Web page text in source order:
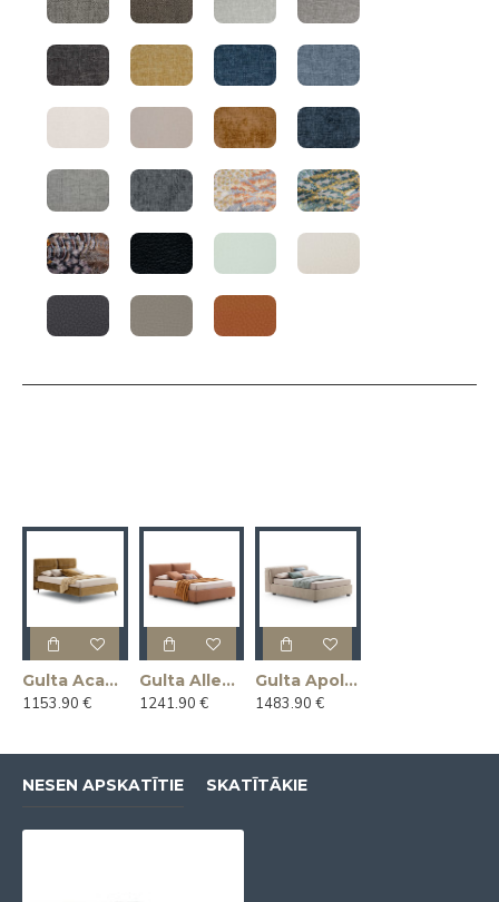
Gulta Academy (Divguļama) (Ražota Itālijā)
1153.90 €
Gulta Allen (Divguļama) (Ražota Itālijā)
1241.90 €
Gulta Apollo (Divguļama) (Ražota Itālijā)
1483.90 €
NESEN APSKATĪTIE SKATĪTĀKIE